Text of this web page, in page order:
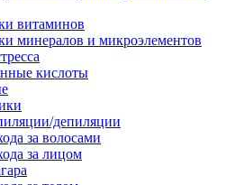
витаминов
минералов и микроэлементов
кислоты
депиляции
за волосами
за лицом